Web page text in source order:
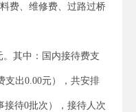
费、维修费、过路过桥
。其中：国内接待费支
支出0.00元），共安排
接待0批次），接待人次